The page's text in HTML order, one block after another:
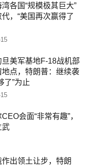
各国“规模极其巨大”
，“美国再次赢得了
美军基地F-18战机部
点，特朗普：继续袭
了”为止
会面“非常有趣”，
武
出领土让步，特朗